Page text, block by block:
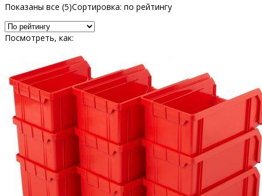
Показаны все (5)Сортировка: по рейтингу
Посмотреть, как: